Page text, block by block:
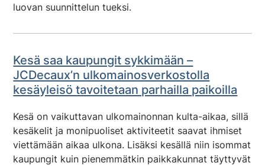
luovan suunnittelun tueksi.
Kesä saa kaupungit sykkimään –
JCDecaux’n ulkomainosverkostolla
kesäyleisö tavoitetaan parhailla paikoilla
Kesä on vaikuttavan ulkomainonnan kulta-aikaa, sillä
kesäkelit ja monipuoliset aktiviteetit saavat ihmiset
viettämään aikaa ulkona. Lisäksi kesällä niin isommat
kaupungit kuin pienemmätkin paikkakunnat täyttyvät